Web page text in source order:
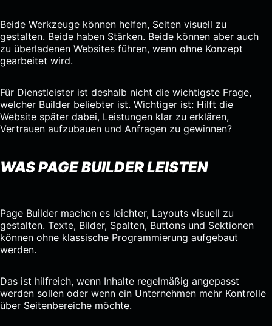
Beide Werkzeuge können helfen, Seiten visuell zu
gestalten. Beide haben Stärken. Beide können aber auch
zu überladenen Websites führen, wenn ohne Konzept
gearbeitet wird.
Für Dienstleister ist deshalb nicht die wichtigste Frage,
welcher Builder beliebter ist. Wichtiger ist: Hilft die
Website später dabei, Leistungen klar zu erklären,
Vertrauen aufzubauen und Anfragen zu gewinnen?
WAS PAGE BUILDER LEISTEN
Page Builder machen es leichter, Layouts visuell zu
gestalten. Texte, Bilder, Spalten, Buttons und Sektionen
können ohne klassische Programmierung aufgebaut
werden.
Das ist hilfreich, wenn Inhalte regelmäßig angepasst
werden sollen oder wenn ein Unternehmen mehr Kontrolle
über Seitenbereiche möchte.